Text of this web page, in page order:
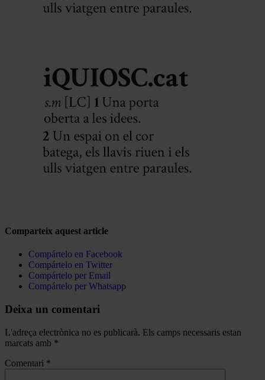
Comparteix aquest article
Compártelo en Facebook
Compártelo en Twitter
Compártelo per Email
Compártelo per Whatsapp
Deixa un comentari
L'adreça electrònica no es publicarà. Els camps necessaris estan
marcats amb *
Comentari *